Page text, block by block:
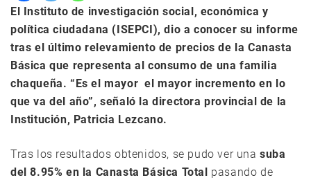
El Instituto de investigación social, económica y
política ciudadana (ISEPCI), dio a conocer su informe
tras el último relevamiento de precios de la Canasta
Básica que representa al consumo de una familia
chaqueña. “Es el mayor el mayor incremento en lo
que va del año”, señaló la directora provincial de la
Institución, Patricia Lezcano.
Tras los resultados obtenidos, se pudo ver unasuba
del 8.95% en la Canasta Básica Total
pasando de